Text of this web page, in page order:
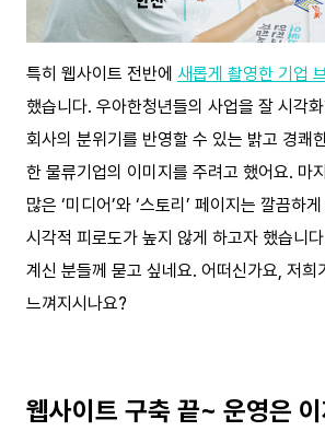
특히 웹사이트 전반에 새롭게 촬영한 기업
했습니다. 우아한청년들의 사업을 잘 시각
회사의 분위기를 반영할 수 있는 밝고 경쾌
한 물류기업의 이미지를 주려고 했어요. 마
많은 ‘미디어’와 ‘스토리’ 페이지는 깔끔하
시각적 피로도가 높지 않게 하고자 했습니
계신 분들께 묻고 싶네요. 어떠신가요, 저희
느껴지시나요?
웹사이트 구축 끝~ 운영은